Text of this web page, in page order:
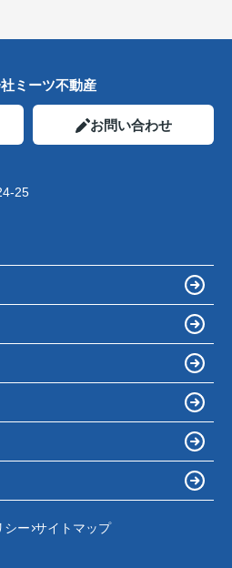
ミーツ不動産
お問い合わせ
25
シー サイトマップ